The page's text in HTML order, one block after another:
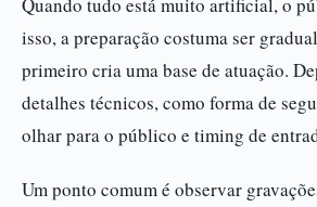
isso, a preparação costuma ser
primeiro cria uma base de atuação.
detalhes técnicos, como forma de
olhar para o público e timing de
Um ponto comum é observar